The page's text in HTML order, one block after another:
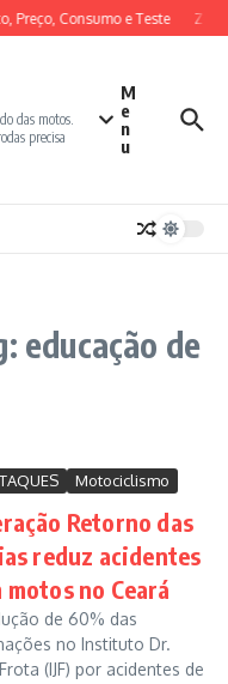
Preço, Consumo e Teste
das motos.
precisa
M
e
n
u
educação de
Motociclismo
Retorno das
reduz acidentes
motos no Ceará
de 60% das
no Instituto Dr.
(IJF) por acidentes de